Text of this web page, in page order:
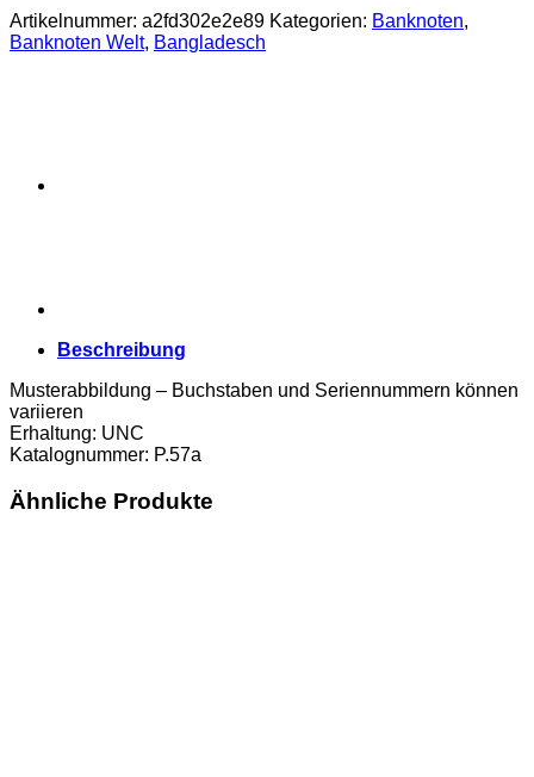
Artikelnummer: a2fd302e2e89 Kategorien: Banknoten,
Banknoten Welt, Bangladesch
Beschreibung
Musterabbildung – Buchstaben und Seriennummern können
variieren
Erhaltung: UNC
Katalognummer: P.57a
Ähnliche Produkte